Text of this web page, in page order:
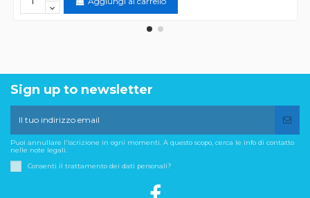
Sign up to newsletter
Puoi annullare l'iscrizione in ogni momenti. A questo scopo, cerca le info di contatto
nelle note legali.
Consenti il trattamento dei dati personali?